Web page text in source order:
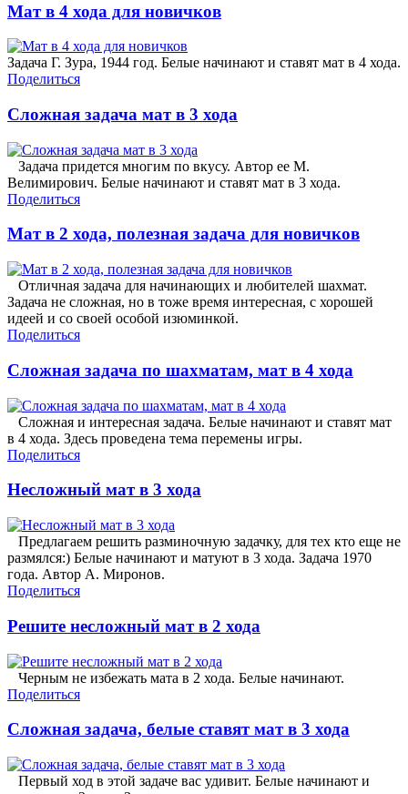
Мат в 4 хода для новичков
Задача Г. Зура, 1944 год. Белые начинают и ставят мат в 4 хода.
Поделиться
Сложная задача мат в 3 хода
Задача придется многим по вкусу. Автор ее М.
Велимирович. Белые начинают и ставят мат в 3 хода.
Поделиться
Мат в 2 хода, полезная задача для новичков
Отличная задача для начинающих и любителей шахмат.
Задача не сложная, но в тоже время интересная, с хорошей
идеей и со своей особой изюминкой.
Поделиться
Сложная задача по шахматам, мат в 4 хода
Сложная и интересная задача. Белые начинают и ставят мат
в 4 хода. Здесь проведена тема перемены игры.
Поделиться
Несложный мат в 3 хода
Предлагаем решить разминочную задачку, для тех кто еще не
размялся:) Белые начинают и матуют в 3 хода. Задача 1970
года. Автор А. Миронов.
Поделиться
Решите несложный мат в 2 хода
Черным не избежать мата в 2 хода. Белые начинают.
Поделиться
Сложная задача, белые ставят мат в 3 хода
Первый ход в этой задаче вас удивит. Белые начинают и